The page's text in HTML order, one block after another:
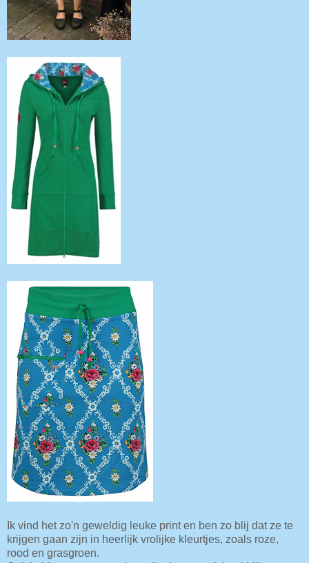
Ik vind het zo'n geweldig leuke print en ben zo blij dat ze te
krijgen gaan zijn in heerlijk vrolijke kleurtjes, zoals roze,
rood en grasgroen.